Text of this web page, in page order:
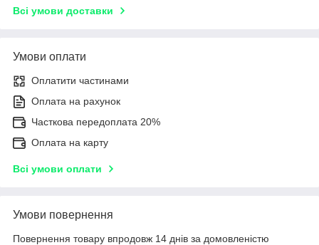
Всі умови доставки
Умови оплати
Оплатити частинами
Оплата на рахунок
Часткова передоплата 20%
Оплата на карту
Всі умови оплати
Умови повернення
Повернення товару впродовж 14 днів за домовленістю